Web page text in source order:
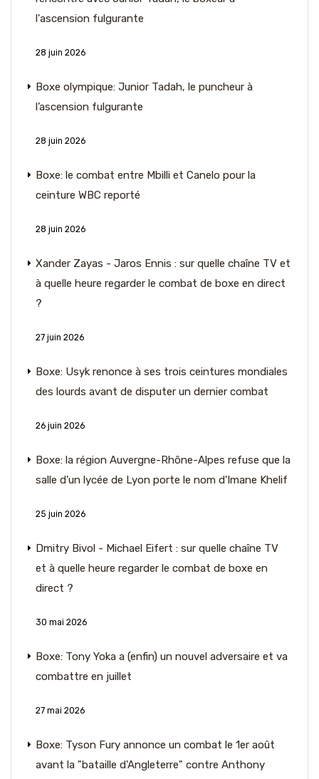
l'ascension fulgurante
28 juin 2026
Boxe olympique: Junior Tadah, le puncheur à
l’ascension fulgurante
28 juin 2026
Boxe: le combat entre Mbilli et Canelo pour la
ceinture WBC reporté
28 juin 2026
Xander Zayas - Jaros Ennis : sur quelle chaîne TV et
à quelle heure regarder le combat de boxe en direct
?
27 juin 2026
Boxe: Usyk renonce à ses trois ceintures mondiales
des lourds avant de disputer un dernier combat
26 juin 2026
Boxe: la région Auvergne-Rhône-Alpes refuse que la
salle d'un lycée de Lyon porte le nom d'Imane Khelif
25 juin 2026
Dmitry Bivol - Michael Eifert : sur quelle chaîne TV
et à quelle heure regarder le combat de boxe en
direct ?
30 mai 2026
Boxe: Tony Yoka a (enfin) un nouvel adversaire et va
combattre en juillet
27 mai 2026
Boxe: Tyson Fury annonce un combat le 1er août
avant la "bataille d'Angleterre" contre Anthony